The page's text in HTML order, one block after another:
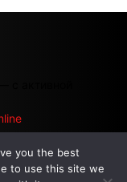
активной
НА САЙТЕ
you the best
to use this site we